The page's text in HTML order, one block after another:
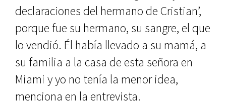
declaraciones del hermano de Cristian’,
porque fue su hermano, su sangre, el que
lo vendió. Él había llevado a su mamá, a
su familia a la casa de esta señora en
Miami y yo no tenía la menor idea,
menciona en la entrevista.